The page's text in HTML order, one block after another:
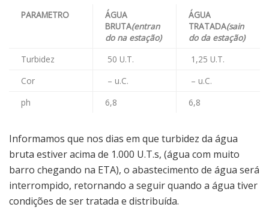
PARAMETRO
ÁGUA
BRUTA(entran
do na estação)
ÁGUA
TRATADA(sain
do da estação)
Turbidez
50 U.T.
1,25 U.T.
Cor
– u.C.
– u.C.
ph
6,8 6,8
Informamos que nos dias em que turbidez da água
bruta estiver acima de 1.000 U.T.s, (água com muito
barro chegando na ETA), o abastecimento de água será
interrompido, retornando a seguir quando a água tiver
condições de ser tratada e distribuída.